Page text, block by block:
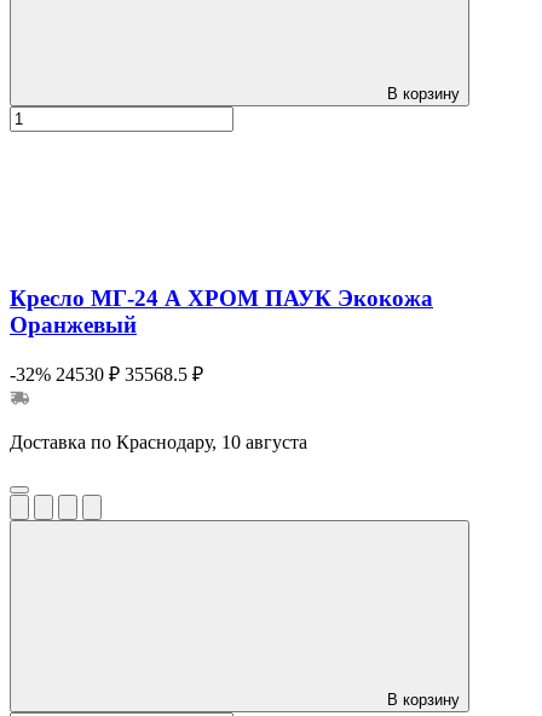
В корзину
Кресло МГ-24 А ХРОМ ПАУК Экокожа
Оранжевый
-32% 24530 ₽ 35568.5 ₽
Доставка по Краснодару, 10 августа
В корзину